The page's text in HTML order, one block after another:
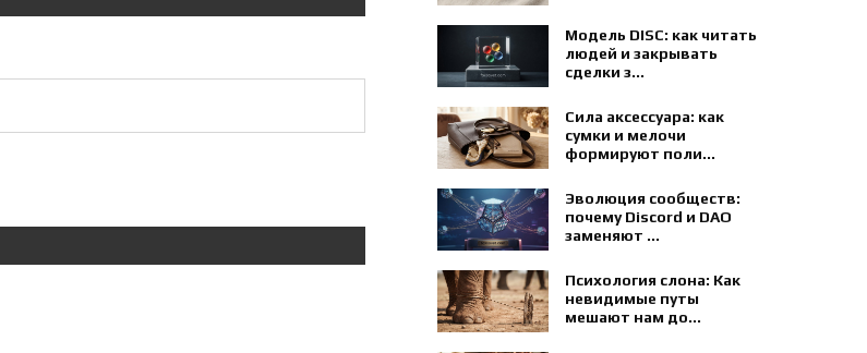
Модель DISC: как читать
людей и закрывать
сделки з...
Сила аксессуара: как
сумки и мелочи
формируют поли...
Эволюция сообществ:
почему Discord и DAO
заменяют ...
Психология слона: Как
невидимые путы
мешают нам до...